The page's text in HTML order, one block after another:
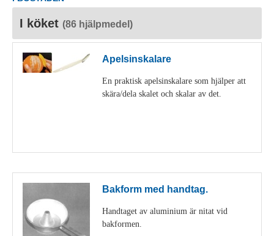
I köket (86 hjälpmedel)
Apelsinskalare
En praktisk apelsinskalare som hjälper att
skära/dela skalet och skalar av det.
Bakform med handtag.
Handtaget av aluminium är nitat vid
bakformen.